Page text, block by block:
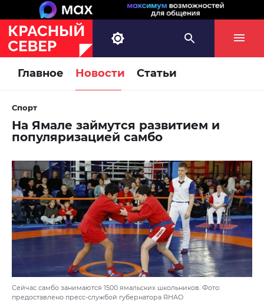
Главное Новости Статьи
Спорт
На Ямале займутся развитием и
популяризацией самбо
Сейчас самбо занимаются 1500 ямальских школьников. Фото:
предоставлено пресс-службой губернатора ЯНАО